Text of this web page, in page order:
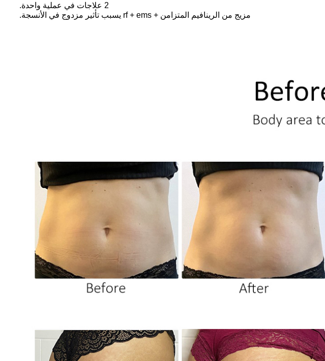
2 علاجات في عملية واحدة.
مزيج من الرينافيم المتزامن + rf + ems يسبب تأثير مزدوج في الأنسجة.